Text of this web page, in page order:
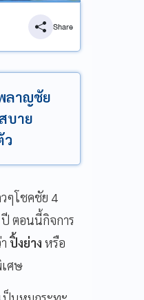
Share
ลาญชัย
บาย
ว
ๆโชคชัย 4
ปี ตอนนี้กิจการ
ปิ้งย่าง หรือ
เศษ